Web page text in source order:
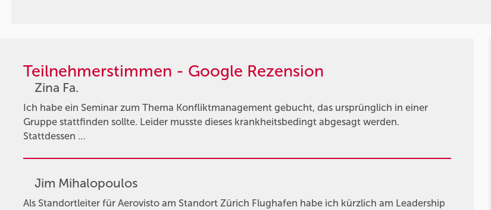
Teilnehmerstimmen - Google Rezension
Zina Fa.
Ich habe ein Seminar zum Thema Konfliktmanagement gebucht, das ursprünglich in einer
Gruppe stattfinden sollte. Leider musste dieses krankheitsbedingt abgesagt werden.
Stattdessen …
Jim Mihalopoulos
Als Standortleiter für Aerovisto am Standort Zürich Flughafen habe ich kürzlich am Leadership